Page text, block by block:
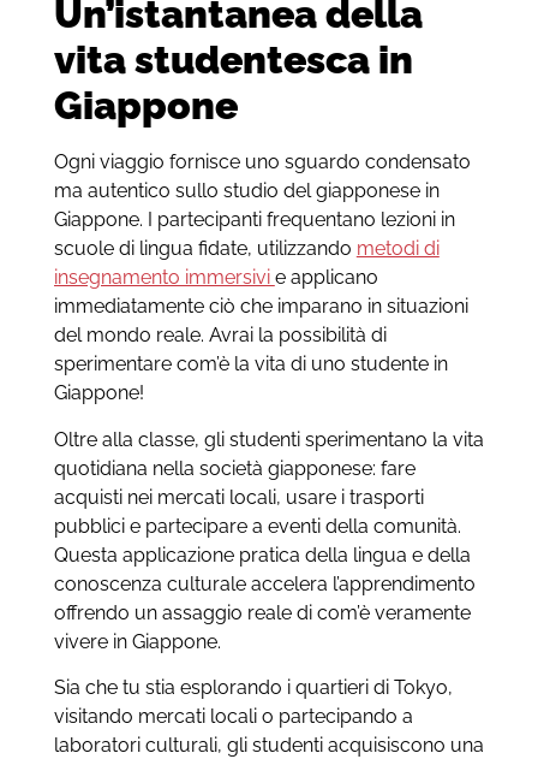
Un’istantanea della
vita studentesca in
Giappone
Ogni viaggio fornisce uno sguardo condensato
ma autentico sullo studio del giapponese in
Giappone. I partecipanti frequentano lezioni in
scuole di lingua fidate, utilizzando metodi di
insegnamento immersivi e applicano
immediatamente ciò che imparano in situazioni
del mondo reale. Avrai la possibilità di
sperimentare com’è la vita di uno studente in
Giappone!
Oltre alla classe, gli studenti sperimentano la vita
quotidiana nella società giapponese: fare
acquisti nei mercati locali, usare i trasporti
pubblici e partecipare a eventi della comunità.
Questa applicazione pratica della lingua e della
conoscenza culturale accelera l’apprendimento
offrendo un assaggio reale di com’è veramente
vivere in Giappone.
Sia che tu stia esplorando i quartieri di Tokyo,
visitando mercati locali o partecipando a
laboratori culturali, gli studenti acquisiscono una